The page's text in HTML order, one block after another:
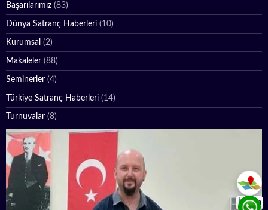
İletişim
Başarılarımız (83)
Dünya Satranç Haberleri (10)
Kurumsal (2)
Makaleler (88)
Seminerler (4)
Türkiye Satranç Haberleri (14)
Turnuvalar (8)